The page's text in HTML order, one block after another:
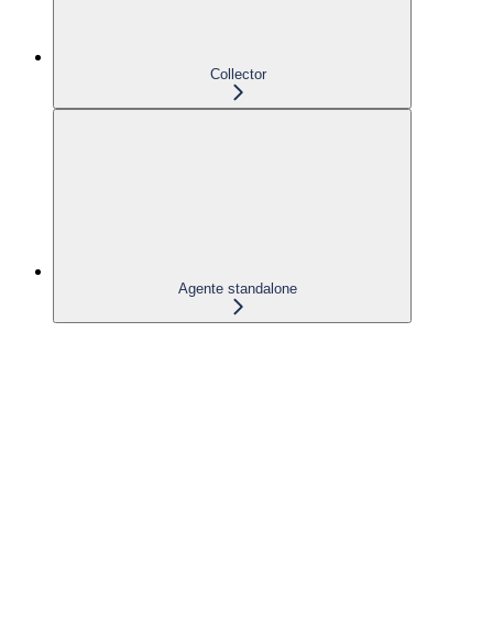
Collector
Agente standalone